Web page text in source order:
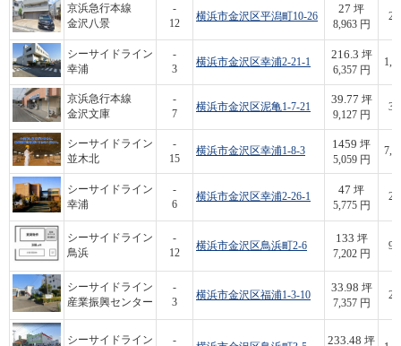
京浜急行本線
金沢八景
-
12
横浜市金沢区平潟町10-26
27 坪
8,963 円
シーサイドライン
幸浦
-
3
横浜市金沢区幸浦2-21-1
216.3 坪
6,357 円
京浜急行本線
金沢文庫
-
7
横浜市金沢区泥亀1-7-21
39.77 坪
9,127 円
シーサイドライン
並木北
-
15
横浜市金沢区幸浦1-8-3
1459 坪
5,059 円
シーサイドライン
幸浦
-
6
横浜市金沢区幸浦2-26-1
47 坪
5,775 円
シーサイドライン
鳥浜
-
12
横浜市金沢区鳥浜町2-6
133 坪
7,202 円
シーサイドライン
産業振興センター
-
3
横浜市金沢区福浦1-3-10
33.98 坪
7,357 円
シーサイドライン
-
233.48 坪